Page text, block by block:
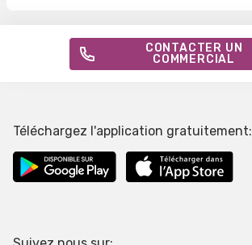
CONTACTER UN
COMMERCIAL
Téléchargez l'application gratuitement: